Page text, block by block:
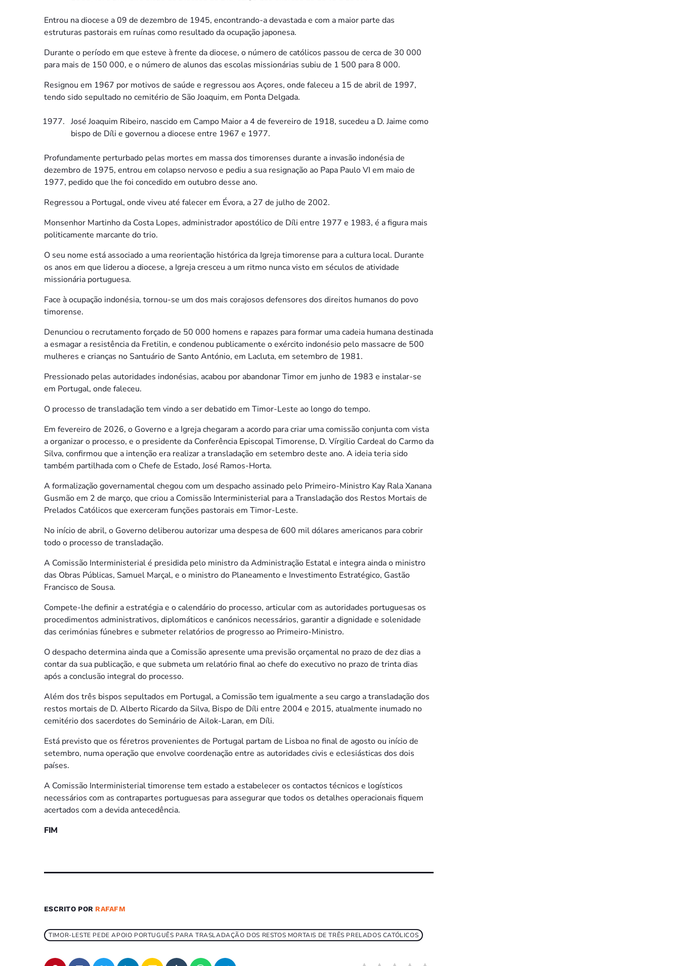
Entrou na diocese a 09 de dezembro de 1945, encontrando-a devastada e com a maior parte das
estruturas pastorais em ruínas como resultado da ocupação japonesa.
Durante o período em que esteve à frente da diocese, o número de católicos passou de cerca de 30 000
para mais de 150 000, e o número de alunos das escolas missionárias subiu de 1 500 para 8 000.
Resignou em 1967 por motivos de saúde e regressou aos Açores, onde faleceu a 15 de abril de 1997,
tendo sido sepultado no cemitério de São Joaquim, em Ponta Delgada.
José Joaquim Ribeiro, nascido em Campo Maior a 4 de fevereiro de 1918, sucedeu a D. Jaime como
bispo de Díli e governou a diocese entre 1967 e 1977.
Profundamente perturbado pelas mortes em massa dos timorenses durante a invasão indonésia de
dezembro de 1975, entrou em colapso nervoso e pediu a sua resignação ao Papa Paulo VI em maio de
1977, pedido que lhe foi concedido em outubro desse ano.
Regressou a Portugal, onde viveu até falecer em Évora, a 27 de julho de 2002.
Monsenhor Martinho da Costa Lopes, administrador apostólico de Díli entre 1977 e 1983, é a figura mais
politicamente marcante do trio.
O seu nome está associado a uma reorientação histórica da Igreja timorense para a cultura local. Durante
os anos em que liderou a diocese, a Igreja cresceu a um ritmo nunca visto em séculos de atividade
missionária portuguesa.
Face à ocupação indonésia, tornou-se um dos mais corajosos defensores dos direitos humanos do povo
timorense.
Denunciou o recrutamento forçado de 50 000 homens e rapazes para formar uma cadeia humana destinada
a esmagar a resistência da Fretilin, e condenou publicamente o exército indonésio pelo massacre de 500
mulheres e crianças no Santuário de Santo António, em Lacluta, em setembro de 1981.
Pressionado pelas autoridades indonésias, acabou por abandonar Timor em junho de 1983 e instalar-se
em Portugal, onde faleceu.
O processo de transladação tem vindo a ser debatido em Timor-Leste ao longo do tempo.
Em fevereiro de 2026, o Governo e a Igreja chegaram a acordo para criar uma comissão conjunta com vista
a organizar o processo, e o presidente da Conferência Episcopal Timorense, D. Vírgilio Cardeal do Carmo da
Silva, confirmou que a intenção era realizar a transladação em setembro deste ano. A ideia teria sido
também partilhada com o Chefe de Estado, José Ramos-Horta.
A formalização governamental chegou com um despacho assinado pelo Primeiro-Ministro Kay Rala Xanana
Gusmão em 2 de março, que criou a Comissão Interministerial para a Transladação dos Restos Mortais de
Prelados Católicos que exerceram funções pastorais em Timor-Leste.
No início de abril, o Governo deliberou autorizar uma despesa de 600 mil dólares americanos para cobrir
todo o processo de transladação.
A Comissão Interministerial é presidida pelo ministro da Administração Estatal e integra ainda o ministro
das Obras Públicas, Samuel Marçal, e o ministro do Planeamento e Investimento Estratégico, Gastão
Francisco de Sousa.
Compete-lhe definir a estratégia e o calendário do processo, articular com as autoridades portuguesas os
procedimentos administrativos, diplomáticos e canónicos necessários, garantir a dignidade e solenidade
das cerimónias fúnebres e submeter relatórios de progresso ao Primeiro-Ministro.
O despacho determina ainda que a Comissão apresente uma previsão orçamental no prazo de dez dias a
contar da sua publicação, e que submeta um relatório final ao chefe do executivo no prazo de trinta dias
após a conclusão integral do processo.
Além dos três bispos sepultados em Portugal, a Comissão tem igualmente a seu cargo a transladação dos
restos mortais de D. Alberto Ricardo da Silva, Bispo de Díli entre 2004 e 2015, atualmente inumado no
cemitério dos sacerdotes do Seminário de Ailok-Laran, em Díli.
Está previsto que os féretros provenientes de Portugal partam de Lisboa no final de agosto ou início de
setembro, numa operação que envolve coordenação entre as autoridades civis e eclesiásticas dos dois
países.
A Comissão Interministerial timorense tem estado a estabelecer os contactos técnicos e logísticos
necessários com as contrapartes portuguesas para assegurar que todos os detalhes operacionais fiquem
acertados com a devida antecedência.
FIM
ESCRITO POR RAFAFM
TIMOR-LESTE PEDE APOIO PORTUGUÊS PARA TRASLADAÇÃO DOS RESTOS MORTAIS DE TRÊS PRELADOS CATÓLICOS